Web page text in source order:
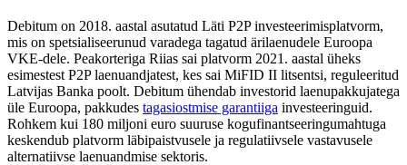
Debitum on 2018. aastal asutatud Läti P2P investeerimisplatvorm,
mis on spetsialiseerunud varadega tagatud ärilaenudele Euroopa
VKE-dele. Peakorteriga Riias sai platvorm 2021. aastal üheks
esimestest P2P laenuandjatest, kes sai MiFID II litsentsi, reguleeritud
Latvijas Banka poolt. Debitum ühendab investorid laenupakkujatega
üle Euroopa, pakkudes tagasiostmise garantiiga investeeringuid.
Rohkem kui 180 miljoni euro suuruse kogufinantseeringumahtuga
keskendub platvorm läbipaistvusele ja regulatiivsele vastavusele
alternatiivse laenuandmise sektoris.